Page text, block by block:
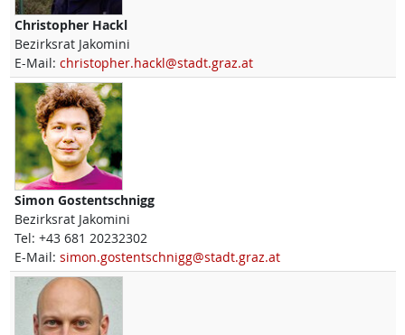
Christopher Hackl
Bezirksrat Jakomini
E-Mail: christopher.hackl@stadt.graz.at
Simon Gostentschnigg
Bezirksrat Jakomini
Tel: +43 681 20232302
E-Mail: simon.gostentschnigg@stadt.graz.at